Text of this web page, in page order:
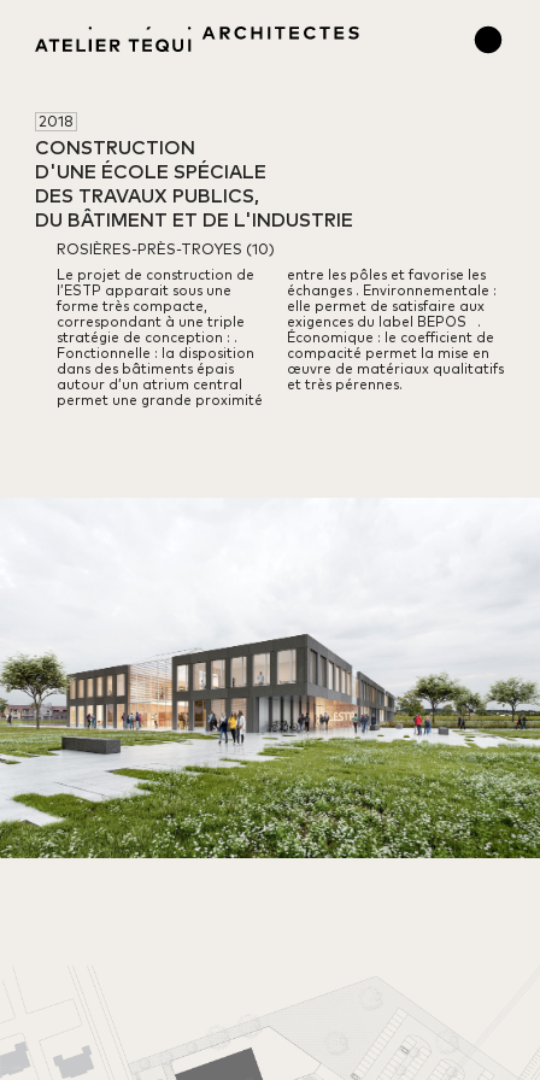
2018
CONSTRUCTION
D'UNE ÉCOLE SPÉCIALE
DES TRAVAUX PUBLICS,
DU BÂTIMENT ET DE L'INDUSTRIE
ROSIÈRES-PRÈS-TROYES (10)
Le projet de construction de
l’ESTP apparait sous une
forme très compacte,
correspondant à une triple
stratégie de conception : .
Fonctionnelle : la disposition
dans des bâtiments épais
autour d’un atrium central
permet une grande proximité
entre les pôles et favorise les
échanges . Environnementale :
elle permet de satisfaire aux
exigences du label BEPOS
.
Économique : le coefficient de
compacité permet la mise en
œuvre de matériaux qualitatifs
et très pérennes.